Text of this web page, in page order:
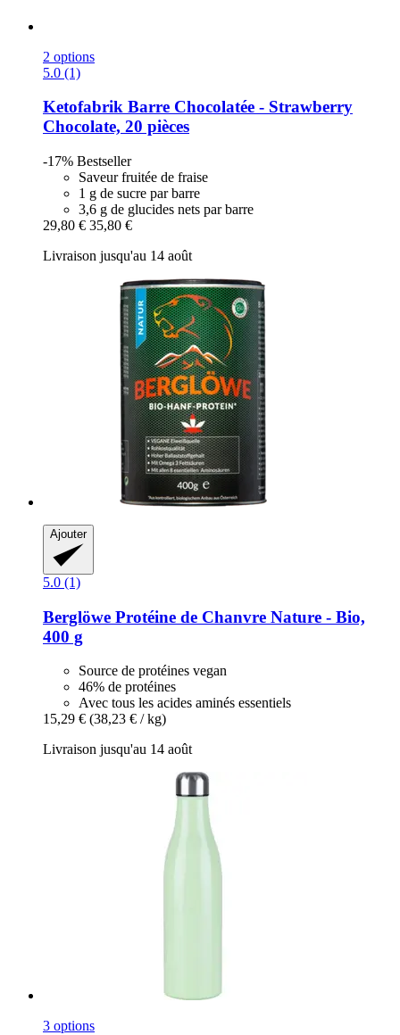
2 options
5.0 (1)
Ketofabrik Barre Chocolatée -​ Strawberry
Chocolate, 20 pièces
-17% Bestseller
Saveur fruitée de fraise
1 g de sucre par barre
3,6 g de glucides nets par barre
29,80 € 35,80 €
Livraison jusqu'au 14 août
Ajouter
5.0 (1)
Berglöwe Protéine de Chanvre Nature -​ Bio,
400 g
Source de protéines vegan
46% de protéines
Avec tous les acides aminés essentiels
15,29 € (38,23 € / kg)
Livraison jusqu'au 14 août
3 options